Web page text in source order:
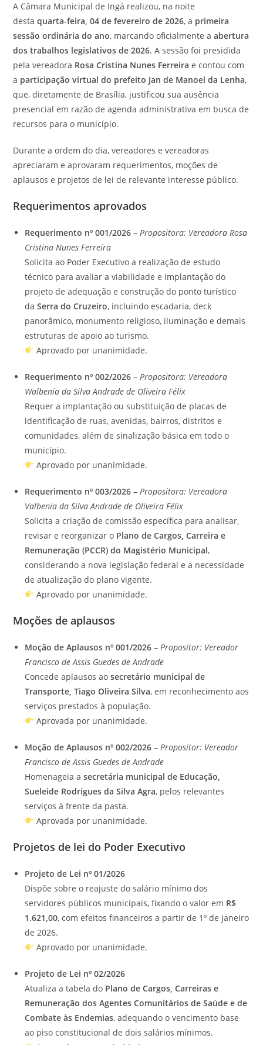
A Câmara Municipal de Ingá realizou, na noite
destaquarta-feira, 04 de fevereiro de 2026, a primeira
sessão ordinária do ano, marcando oficialmente aabertura
dos trabalhos legislativos de 2026. A sessão foi presidida
pela vereadora Rosa Cristina Nunes Ferreira e contou com
a participação virtual do prefeito Jan de Manoel da Lenha,
que, diretamente de Brasília, justificou sua ausência
presencial em razão de agenda administrativa em busca de
recursos para o município.
Durante a ordem do dia, vereadores e vereadoras
apreciaram e aprovaram requerimentos, moções de
aplausos e projetos de lei de relevante interesse público.
Requerimentos aprovados
Requerimento nº 001/2026 –Propositora: Vereadora Rosa
Cristina Nunes Ferreira
Solicita ao Poder Executivo a realização de estudo
técnico para avaliar a viabilidade e implantação do
projeto de adequação e construção do ponto turístico
daSerra do Cruzeiro, incluindo escadaria, deck
panorâmico, monumento religioso, iluminação e demais
estruturas de apoio ao turismo.
Aprovado por unanimidade.
Requerimento nº 002/2026 –Propositora: Vereadora
Walbenia da Silva Andrade de Oliveira Félix
Requer a implantação ou substituição de placas de
identificação de ruas, avenidas, bairros, distritos e
comunidades, além de sinalização básica em todo o
município.
Aprovado por unanimidade.
Requerimento nº 003/2026 –Propositora: Vereadora
Valbenia da Silva Andrade de Oliveira Félix
Solicita a criação de comissão específica para analisar,
revisar e reorganizar o Plano de Cargos, Carreira e
Remuneração (PCCR) do Magistério Municipal,
considerando a nova legislação federal e a necessidade
de atualização do plano vigente.
Aprovado por unanimidade.
Moções de aplausos
Moção de Aplausos nº 001/2026 –Propositor: Vereador
Francisco de Assis Guedes de Andrade
Concede aplausos aosecretário municipal de
Transporte, Tiago Oliveira Silva, em reconhecimento aos
serviços prestados à população.
Aprovada por unanimidade.
Moção de Aplausos nº 002/2026 –Propositor: Vereador
Francisco de Assis Guedes de Andrade
Homenageia asecretária municipal de Educação,
Sueleide Rodrigues da Silva Agra, pelos relevantes
serviços à frente da pasta.
Aprovada por unanimidade.
Projetos de lei do Poder Executivo
Projeto de Lei nº 01/2026
Dispõe sobre o reajuste do salário mínimo dos
servidores públicos municipais, fixando o valor em R$
1.621,00, com efeitos financeiros a partir de 1º de janeiro
de 2026.
Aprovado por unanimidade.
Projeto de Lei nº 02/2026
Atualiza a tabela do Plano de Cargos, Carreiras e
Remuneração dos Agentes Comunitários de Saúde e de
Combate às Endemias, adequando o vencimento base
ao piso constitucional de dois salários mínimos.